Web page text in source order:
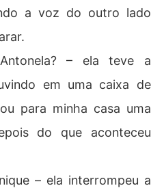
a voz do outro lado
– ela teve a
em uma caixa de
para minha casa uma
do que aconteceu
– ela interrompeu a